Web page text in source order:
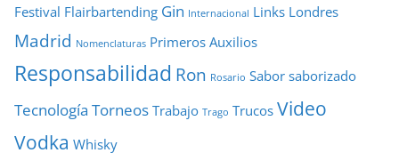
Festival Flairbartending Gin Internacional Links Londres
Madrid Nomenclaturas Primeros Auxilios
Responsabilidad Ron Rosario Sabor saborizado
Tecnología Torneos Trabajo Trago Trucos Video
Vodka Whisky